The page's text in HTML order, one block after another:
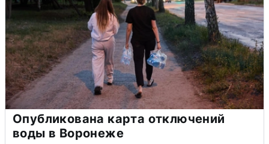
Опубликована карта отключений
воды в Воронеже